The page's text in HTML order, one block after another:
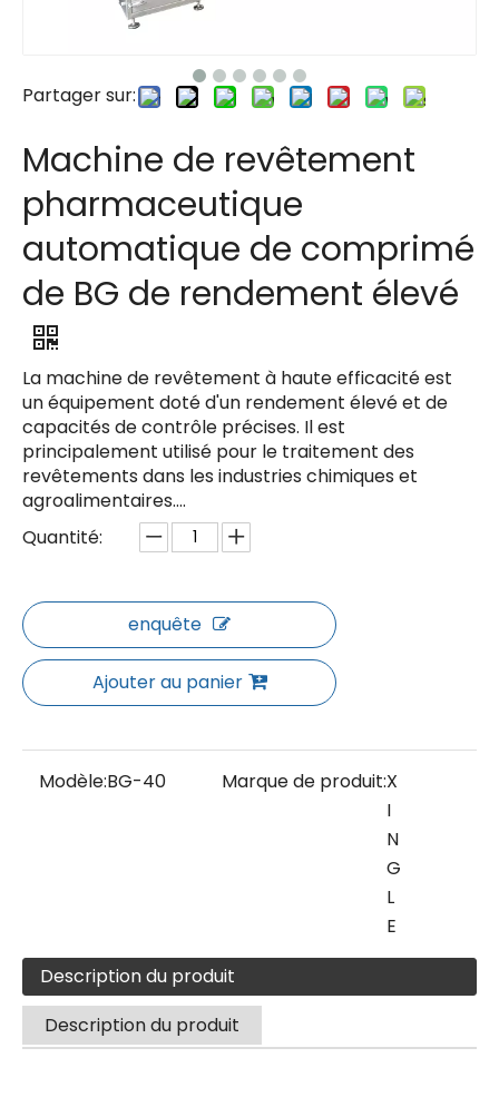
Partager sur:
Machine de revêtement
pharmaceutique
automatique de comprimé
de BG de rendement élevé
La machine de revêtement à haute efficacité est
un équipement doté d'un rendement élevé et de
capacités de contrôle précises. Il est
principalement utilisé pour le traitement des
revêtements dans les industries chimiques et
agroalimentaires....
Quantité:
enquête
Ajouter au panier
Modèle:BG-40 Marque de produit:X
I
N
G
L
E
Description du produit
Description du produit